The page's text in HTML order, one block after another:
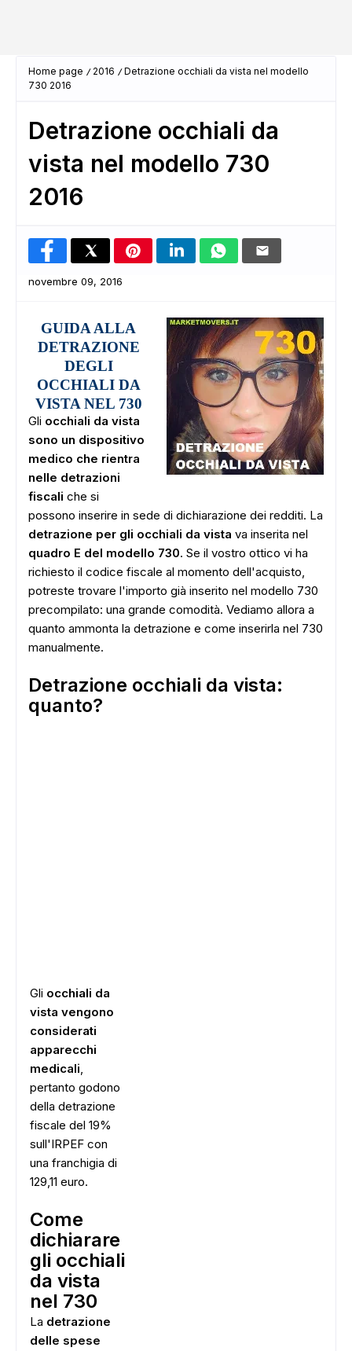
Home page 2016
Detrazione occhiali da vista nel modello
730 2016
Detrazione occhiali da
vista nel modello 730
2016
novembre 09, 2016
GUIDA ALLA
DETRAZIONE
DEGLI
OCCHIALI DA
VISTA NEL 730
Gli occhiali da vista
sono un dispositivo
medico che rientra
nelle detrazioni
fiscali che si
possono inserire in sede di dichiarazione dei redditi. La
detrazione per gli occhiali da vista va inserita nel
quadro E del modello 730. Se il vostro ottico vi ha
richiesto il codice fiscale al momento dell'acquisto,
potreste trovare l'importo già inserito nel modello 730
precompilato: una grande comodità. Vediamo allora a
quanto ammonta la detrazione e come inserirla nel 730
manualmente.
Detrazione occhiali da vista:
quanto?
Gli occhiali da
vista vengono
considerati
apparecchi
medicali,
pertanto godono
della detrazione
fiscale del 19%
sull'IRPEF con
una franchigia di
129,11 euro.
Come
dichiarare
gli occhiali
da vista
nel 730
La detrazione
delle spese